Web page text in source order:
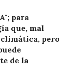
para
que, mal
pero
de la